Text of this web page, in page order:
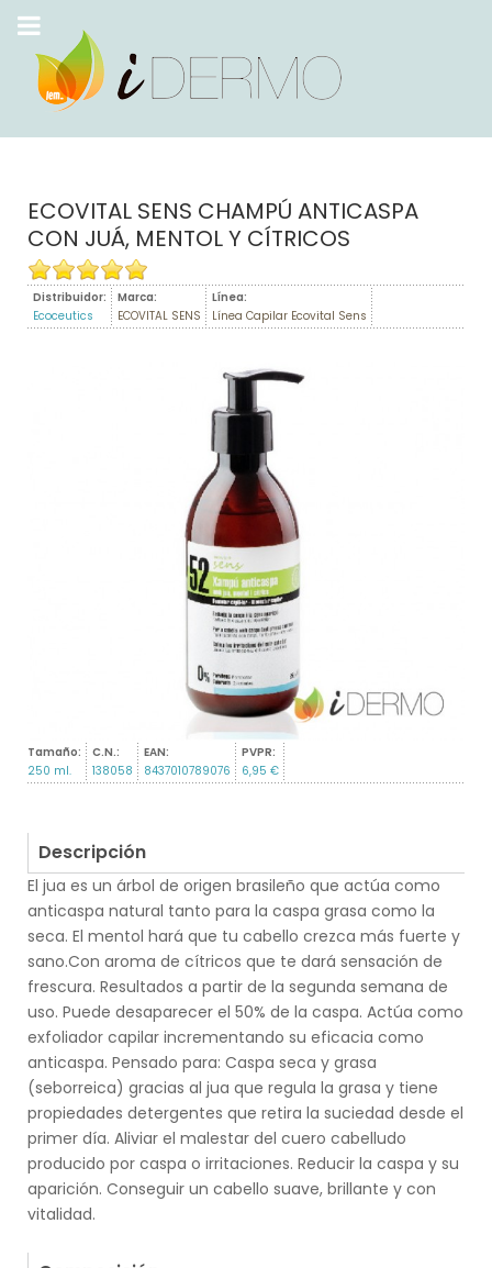
ECOVITAL SENS CHAMPÚ ANTICASPA
CON JUÁ, MENTOL Y CÍTRICOS
Distribuidor:
Ecoceutics
Marca:
ECOVITAL SENS
Línea:
Línea Capilar Ecovital Sens
Tamaño:
250 ml.
C.N.:
138058
EAN:
8437010789076
PVPR:
6,95 €
Descripción
El jua es un árbol de origen brasileño que actúa como
anticaspa natural tanto para la caspa grasa como la
seca. El mentol hará que tu cabello crezca más fuerte y
sano.Con aroma de cítricos que te dará sensación de
frescura. Resultados a partir de la segunda semana de
uso. Puede desaparecer el 50% de la caspa. Actúa como
exfoliador capilar incrementando su eficacia como
anticaspa. Pensado para: Caspa seca y grasa
(seborreica) gracias al jua que regula la grasa y tiene
propiedades detergentes que retira la suciedad desde el
primer día. Aliviar el malestar del cuero cabelludo
producido por caspa o irritaciones. Reducir la caspa y su
aparición. Conseguir un cabello suave, brillante y con
vitalidad.